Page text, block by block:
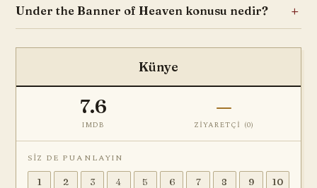
Under the Banner of Heaven konusu nedir?
Künye
7.6
IMDB
—
ZIYARETÇI (0)
SIZ DE PUANLAYIN
1 2 3 4 5 6 7 8 9 10